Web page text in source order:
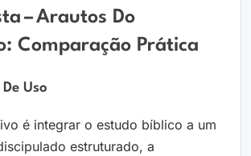
– Arautos Do
Comparação Prática
Uso
é integrar o estudo bíblico a um
estruturado, a